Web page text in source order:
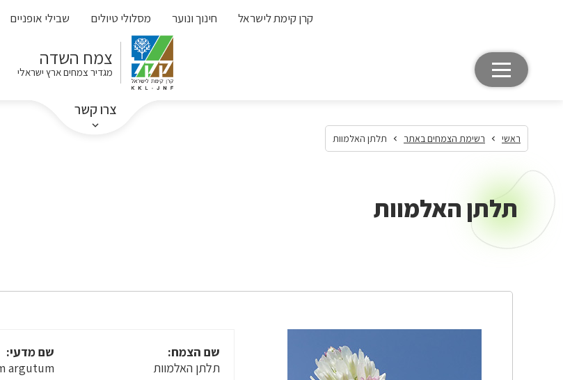
קרן קימת לישראל חינוך ונוער מסלולי טיולים שבילי אופניים
צמח השדה
מגדיר צמחים ארץ ישראלי
צרו קשר
ראשי רשימת הצמחים באתר תלתן האלמוות
תלתן האלמוות
שם הצמח:
תלתן האלמוות
שם מדעי:
argutum